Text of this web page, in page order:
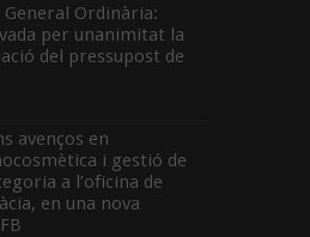
General Ordinària:
per unanimitat la
del pressupost de
avenços en
i gestió de
a l’oficina de
en una nova